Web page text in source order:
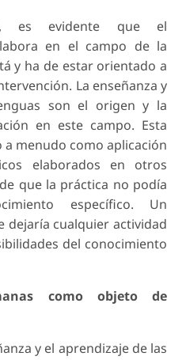
es evidente que el
en el campo de la
y ha de estar orientado a
La enseñanza y
son el origen y la
en este campo. Esta
menudo como aplicación
elaborados en otros
que la práctica no podía
específico. Un
dejaría cualquier actividad
del conocimiento
como objeto de
y el aprendizaje de las